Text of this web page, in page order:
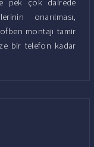
onarılması,
montajı tamir
bir telefon kadar